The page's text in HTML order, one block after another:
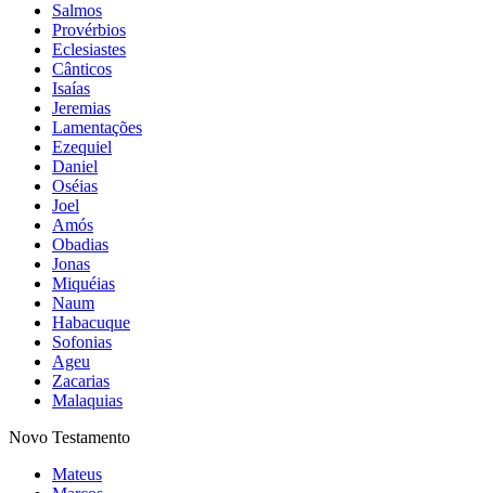
Salmos
Provérbios
Eclesiastes
Cânticos
Isaías
Jeremias
Lamentações
Ezequiel
Daniel
Oséias
Joel
Amós
Obadias
Jonas
Miquéias
Naum
Habacuque
Sofonias
Ageu
Zacarias
Malaquias
Novo Testamento
Mateus